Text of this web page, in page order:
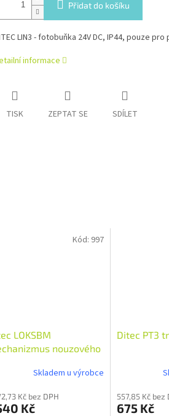
Přidat do košíku
LIN3 - fotobuňka 24V DC, IP44, pouze pro
informace
TISK ZEPTAT SE SDÍLET
LOKSBM
nouzového
Skladem u výrobce
Kč bez DPH
Kč
Kód: 997
Ditec PT3
557,85 Kč bez
675 Kč